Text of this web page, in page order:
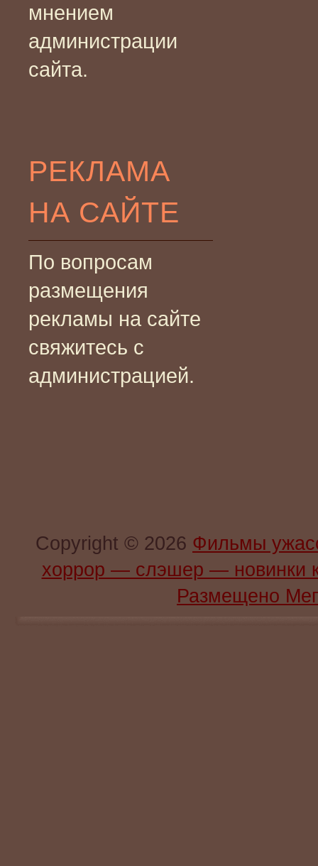
мнением
администрации
сайта.
РЕКЛАМА
НА САЙТЕ
По вопросам
размещения
рекламы на сайте
свяжитесь с
администрацией.
Copyright © 2026 Фильмы
хоррор — слэшер —
Размещено